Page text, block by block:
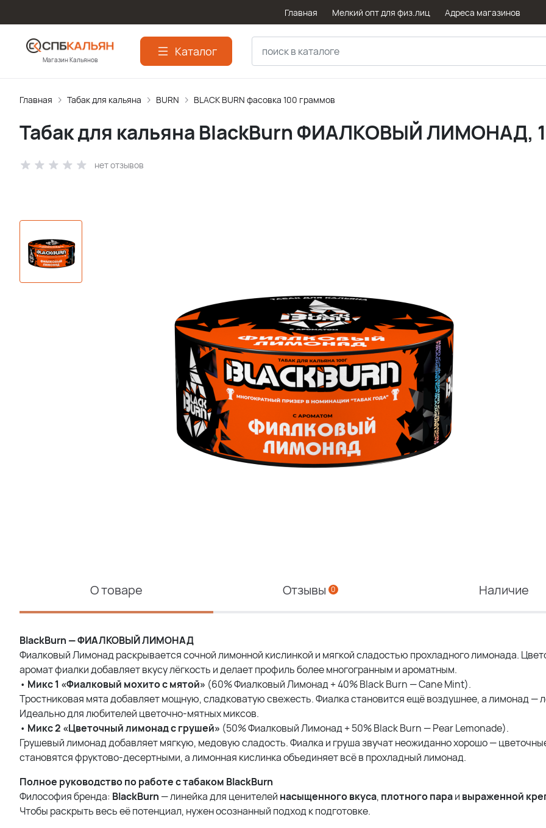
Главная Мелкий опт для физ.лиц Адреса магазинов
Магазин Кальянов
Каталог
Главная Табак для кальяна BURN BLACK BURN фасовка 100 граммов
Табак для кальяна BlackBurn ФИАЛКОВЫЙ ЛИМОНАД,
нет отзывов
О товаре Отзывы 0 Наличие
BlackBurn — ФИАЛКОВЫЙ ЛИМОНАД
Фиалковый Лимонад раскрывается сочной лимонной кислинкой и мягкой сладостью прохладного лимонада.
аромат фиалки добавляет вкусу лёгкость и делает профиль более многогранным и ароматным.
• Микс 1 «Фиалковый мохито с мятой» (60% Фиалковый Лимонад + 40% Black Burn — Cane Mint).
Тростниковая мята добавляет мощную, сладковатую свежесть. Фиалка становится ещё воздушнее, а лимонад —
Идеально для любителей цветочно-мятных миксов.
• Микс 2 «Цветочный лимонад с грушей» (50% Фиалковый Лимонад + 50% Black Burn — Pear Lemonade).
Грушевый лимонад добавляет мягкую, медовую сладость. Фиалка и груша звучат неожиданно хорошо —
становятся фруктово-десертными, а лимонная кислинка объединяет всё в прохладный лимонад.
Полное руководство по работе с табаком BlackBurn
Философия бренда: BlackBurn — линейка для ценителей насыщенного вкуса, плотного параи выраженной
Чтобы раскрыть весь её потенциал, нужен осознанный подход к подготовке.